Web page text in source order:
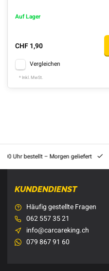
Auf Lager
CHF 1,90
Vergleichen
* Inkl. MwSt.
Uhr bestellt – Morgen geliefert
KUNDENDIENST
Häufig gestellte Fragen
062 557 35 21
info@carcareking.ch
079 867 91 60